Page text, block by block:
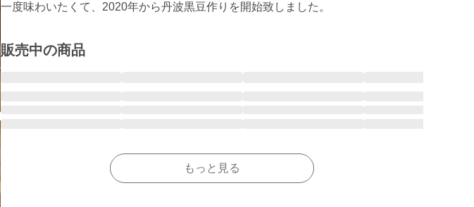
一度味わいたくて、2020年から丹波黒豆作りを開始致しました。
販売中の商品
もっと見る